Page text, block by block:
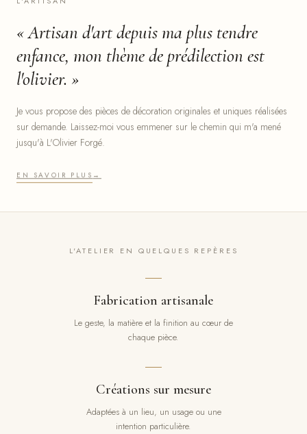
« Artisan d'art depuis ma plus tendre
enfance, mon thème de prédilection est
l'olivier. »
Je vous propose des pièces de décoration originales et uniques réalisées
sur demande. Laissez-moi vous emmener sur le chemin qui m'a mené
jusqu'à L'Olivier Forgé.
EN SAVOIR PLUS →
L'ATELIER EN QUELQUES REPÈRES
Fabrication artisanale
Le geste, la matière et la finition au cœur de
chaque pièce.
Créations sur mesure
Adaptées à un lieu, un usage ou une
intention particulière.